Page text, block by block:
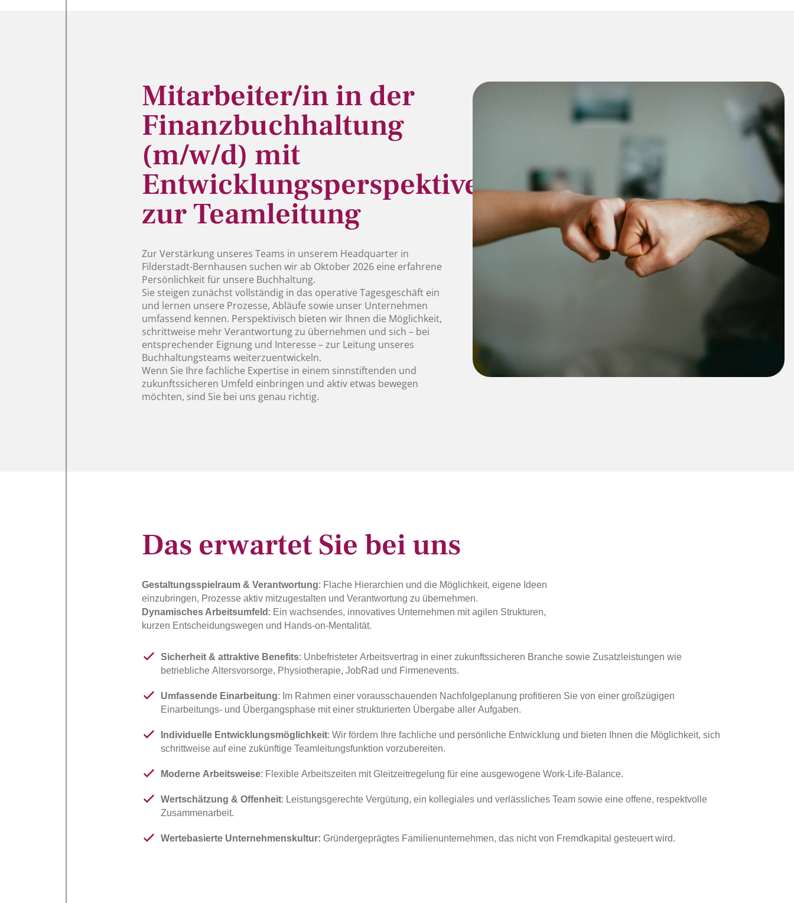
Mitarbeiter/in in der
Finanzbuchhaltung
(m/w/d) mit
Entwicklungsperspektive
zur Teamleitung
Zur Verstärkung unseres Teams in unserem Headquarter in
Filderstadt-Bernhausen suchen wir ab Oktober 2026 eine erfahrene
Persönlichkeit für unsere Buchhaltung.
Sie steigen zunächst vollständig in das operative Tagesgeschäft ein
und lernen unsere Prozesse, Abläufe sowie unser Unternehmen
umfassend kennen. Perspektivisch bieten wir Ihnen die Möglichkeit,
schrittweise mehr Verantwortung zu übernehmen und sich – bei
entsprechender Eignung und Interesse – zur Leitung unseres
Buchhaltungsteams weiterzuentwickeln.
Wenn Sie Ihre fachliche Expertise in einem sinnstiftenden und
zukunftssicheren Umfeld einbringen und aktiv etwas bewegen
möchten, sind Sie bei uns genau richtig.
Das erwartet Sie bei uns
Gestaltungsspielraum & Verantwortung: Flache Hierarchien und die Möglichkeit, eigene Ideen
einzubringen, Prozesse aktiv mitzugestalten und Verantwortung zu übernehmen.
Dynamisches Arbeitsumfeld : Ein wachsendes, innovatives Unternehmen mit agilen Strukturen,
kurzen Entscheidungswegen und Hands-on-Mentalität.
Sicherheit & attraktive Benefits: Unbefristeter Arbeitsvertrag in einer zukunftssicheren Branche sowie Zusatzleistungen wie
betriebliche Altersvorsorge, Physiotherapie, JobRad und Firmenevents.
Umfassende Einarbeitung: Im Rahmen einer vorausschauenden Nachfolgeplanung profitieren Sie von einer großzügigen
Einarbeitungs- und Übergangsphase mit einer strukturierten Übergabe aller Aufgaben.
Individuelle Entwicklungsmöglichkeit: Wir fördern Ihre fachliche und persönliche Entwicklung und bieten Ihnen die Möglichkeit, sich
schrittweise auf eine zukünftige Teamleitungsfunktion vorzubereiten.
Moderne Arbeitsweise: Flexible Arbeitszeiten mit Gleitzeitregelung für eine ausgewogene Work-Life-Balance.
Wertschätzung & Offenheit: Leistungsgerechte Vergütung, ein kollegiales und verlässliches Team sowie eine offene, respektvolle
Zusammenarbeit.
Wertebasierte Unternehmenskultur: Gründergeprägtes Familienunternehmen, das nicht von Fremdkapital gesteuert wird.